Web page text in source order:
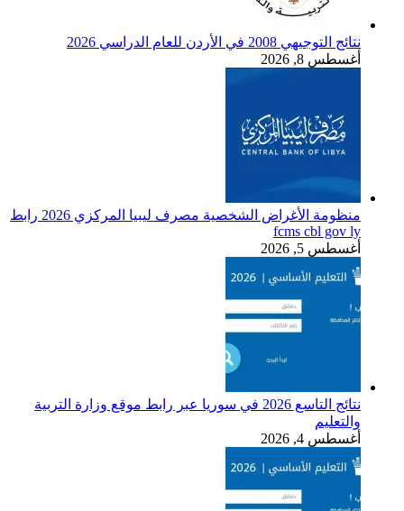
نتائج التوجيهي 2008 في الأردن للعام الدراسي 2026
أغسطس 8, 2026
منظومة الأغراض الشخصية مصرف ليبيا المركزي 2026 رابط
fcms cbl gov ly
أغسطس 5, 2026
نتائج التاسع 2026 في سوريا عبر رابط موقع وزارة التربية
والتعليم
أغسطس 4, 2026